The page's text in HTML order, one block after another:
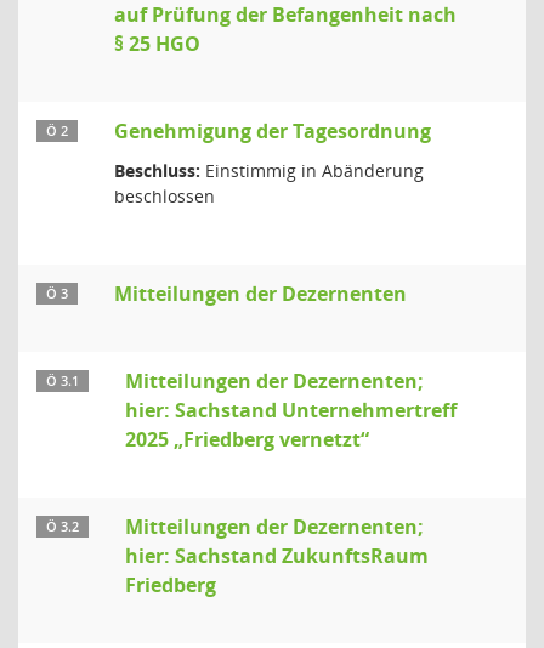
auf Prüfung der Befangenheit nach
§ 25 HGO
Ö 2 Genehmigung der Tagesordnung
Beschluss: Einstimmig in Abänderung
beschlossen
Ö 3 Mitteilungen der Dezernenten
Ö 3.1
Mitteilungen der Dezernenten;
hier: Sachstand Unternehmertreff
2025 „Friedberg vernetzt“
Ö 3.2
Mitteilungen der Dezernenten;
hier: Sachstand ZukunftsRaum
Friedberg